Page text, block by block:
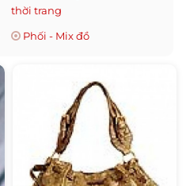
thời trang
Phối - Mix đồ